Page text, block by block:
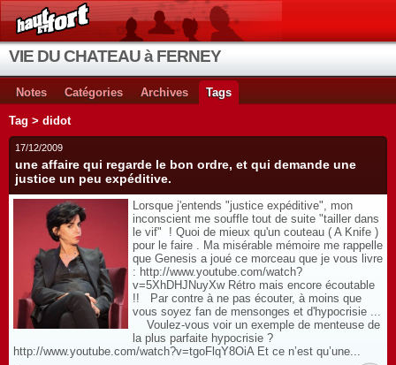
VIE DU CHATEAU à FERNEY
Notes Catégories Archives Tags
Tag > didot
17/12/2009
une affaire qui regarde le bon ordre, et qui demande une
justice un peu expéditive.
Lorsque j'entends "justice expéditive", mon
inconscient me souffle tout de suite "tailler dans
le vif" ! Quoi de mieux qu'un couteau ( A Knife )
pour le faire . Ma misérable mémoire me rappelle
que Genesis a joué ce morceau que je vous livre
: http://www.youtube.com/watch?
v=5XhDHJNuyXw Rétro mais encore écoutable
!! Par contre à ne pas écouter, à moins que
vous soyez fan de mensonges et d'hypocrisie ...
Voulez-vous voir un exemple de menteuse de
la plus parfaite hypocrisie ?
http://www.youtube.com/watch?v=tgoFlqY8OiA Et ce n’est qu’une...